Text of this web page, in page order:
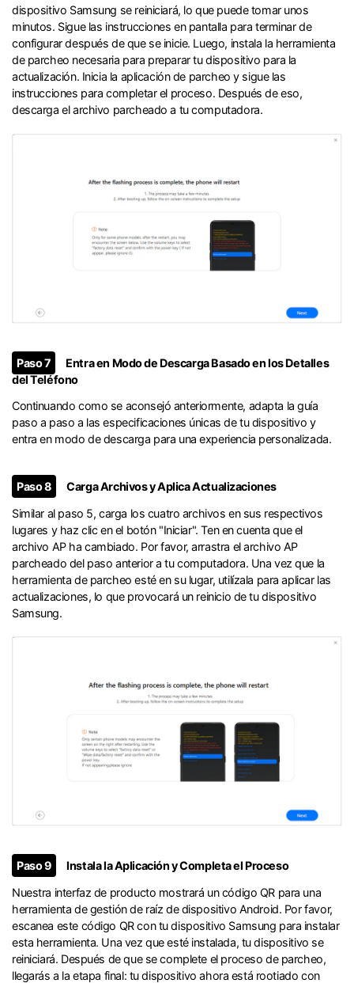
dispositivo Samsung se reiniciará, lo que puede tomar unos
minutos. Sigue las instrucciones en pantalla para terminar de
configurar después de que se inicie. Luego, instala la herramienta
de parcheo necesaria para preparar tu dispositivo para la
actualización. Inicia la aplicación de parcheo y sigue las
instrucciones para completar el proceso. Después de eso,
descarga el archivo parcheado a tu computadora.
Paso 7
Entra en Modo de Descarga Basado en los Detalles
del Teléfono
Continuando como se aconsejó anteriormente, adapta la guía
paso a paso a las especificaciones únicas de tu dispositivo y
entra en modo de descarga para una experiencia personalizada.
Paso 8
Carga Archivos y Aplica Actualizaciones
Similar al paso 5, carga los cuatro archivos en sus respectivos
lugares y haz clic en el botón "Iniciar". Ten en cuenta que el
archivo AP ha cambiado. Por favor, arrastra el archivo AP
parcheado del paso anterior a tu computadora. Una vez que la
herramienta de parcheo esté en su lugar, utilízala para aplicar las
actualizaciones, lo que provocará un reinicio de tu dispositivo
Samsung.
Paso 9
Instala la Aplicación y Completa el Proceso
Nuestra interfaz de producto mostrará un código QR para una
herramienta de gestión de raíz de dispositivo Android. Por favor,
escanea este código QR con tu dispositivo Samsung para instalar
esta herramienta. Una vez que esté instalada, tu dispositivo se
reiniciará. Después de que se complete el proceso de parcheo,
llegarás a la etapa final: tu dispositivo ahora está rootiado con